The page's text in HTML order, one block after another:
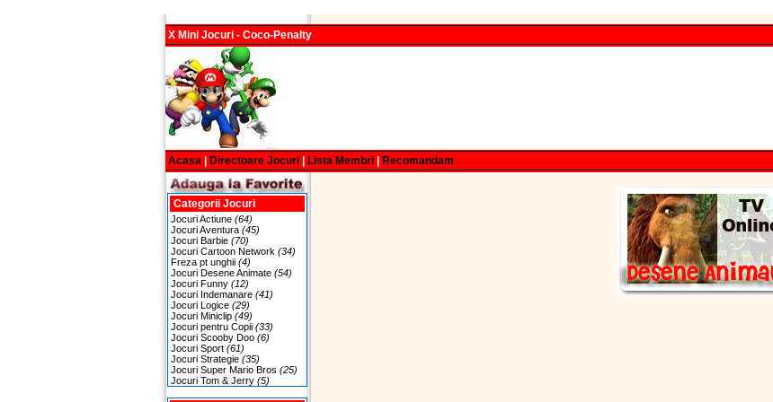
X Mini Jocuri - Coco-Penalty
Acasa Directoare Jocuri Lista Membri Recomandam
Categorii Jocuri
Jocuri Actiune (64)
Jocuri Aventura (45)
Jocuri Barbie (70)
Jocuri Cartoon Network (34)
Freza pt unghii (4)
Jocuri Desene Animate (54)
Jocuri Funny (12)
Jocuri Indemanare (41)
Jocuri Logice (29)
Jocuri Miniclip (49)
Jocuri pentru Copii (33)
Jocuri Scooby Doo (6)
Jocuri Sport (61)
Jocuri Strategie (35)
Jocuri Super Mario Bros (25)
Jocuri Tom & Jerry (5)